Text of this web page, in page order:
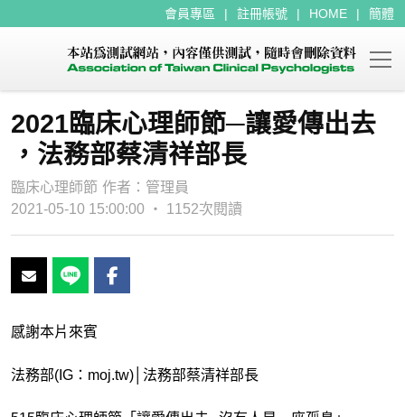
會員專區 註冊帳號 HOME 簡體
2021臨床心理師節─讓愛傳出去​
，法務部蔡清祥部長​
臨床心理師節 作者： 管理員
2021-05-10 15:00:00 ‧ 1152次閱讀
感謝本片來賓​
法務部(IG：moj.tw)│法務部蔡清祥部長​